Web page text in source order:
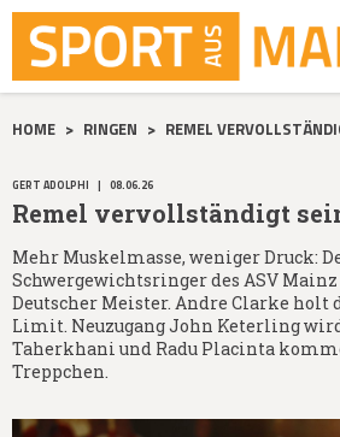
HOME > RINGEN > REMEL
GERT ADOLPHI | 08.06.26
Remel vervollständigt
Mehr Muskelmasse, weniger Druck:
Schwergewichtsringer des ASV
Deutscher Meister. Andre Clarke
Limit. Neuzugang John Keterling
Taherkhani und Radu Placinta
Treppchen.